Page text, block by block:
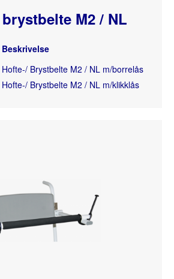
M2 / NL
Beskrivelse
Hofte-/ Brystbelte M2 / NL m/borrelås
Hofte-/ Brystbelte M2 / NL m/klikklås